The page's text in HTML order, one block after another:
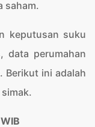
saham.
keputusan suku
data perumahan
Berikut ini adalah